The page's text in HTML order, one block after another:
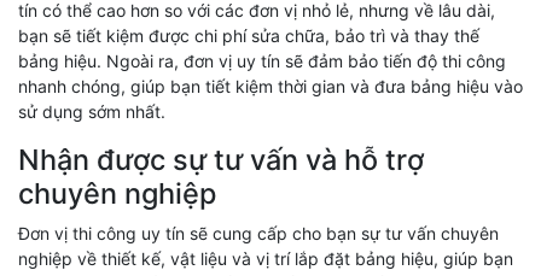
tín có thể cao hơn so với các đơn vị nhỏ lẻ, nhưng về lâu dài,
bạn sẽ tiết kiệm được chi phí sửa chữa, bảo trì và thay thế
bảng hiệu. Ngoài ra, đơn vị uy tín sẽ đảm bảo tiến độ thi công
nhanh chóng, giúp bạn tiết kiệm thời gian và đưa bảng hiệu vào
sử dụng sớm nhất.
Nhận được sự tư vấn và hỗ trợ
chuyên nghiệp
Đơn vị thi công uy tín sẽ cung cấp cho bạn sự tư vấn chuyên
nghiệp về thiết kế, vật liệu và vị trí lắp đặt bảng hiệu, giúp bạn